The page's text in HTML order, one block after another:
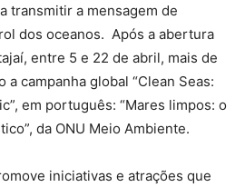
transmitir a mensagem de
dos oceanos. Após a abertura
entre 5 e 22 de abril, mais de
a campanha global “Clean Seas:
em português: “Mares limpos: o
da ONU Meio Ambiente.
iniciativas e atrações que